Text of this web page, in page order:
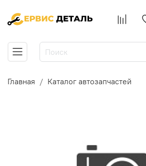
Главная Каталог автозапчастей